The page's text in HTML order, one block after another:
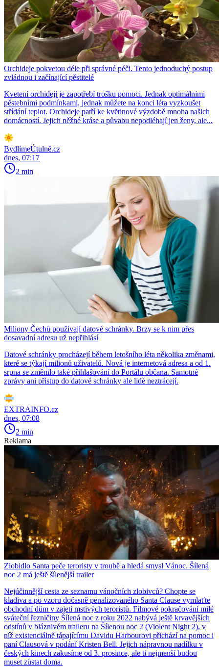
Orchideje pokvetou déle při správné péči. Tento jednoduchý postup
zvládnou i začínající pěstitelé
Kvetení orchidejí je zapotřebí trošku pomoci. Jednak optimálními
pěstebními podmínkami, jednak můžete na konci léta vyzkoušet
střídání teplot. Orchideje patří ke květinové výzdobě mnoha našich
domácností. Jejich něžné kráse a půvabu nepodléhají jen ženy, ale...
BydlímeÚtulně.cz
dnes, 07:17
2 min
Miliony Čechů používají datové schránky. Brzy se k nim přes
dosavadní adresu už nepřihlásí
Datové schránky procházejí během letošního léta několika změnami,
které se týkají milionů uživatelů. Nová je internetová adresa a od 1.
srpna se změnilo také přihlašování do Portálu občana. Samotné
zprávy ani přístup do datové schránky ale lidé neztrácejí.
EXTRAINFO.cz
dnes, 07:08
2 min
Reklama
Zlobidlo Santa peče teroristy v troubě a hledá smysl Vánoc. Šílená
noc 2 má ještě šílenější trailer
Nejúčinnější cesta ze seznamu vánočních zlobivců? Chopte se
kladiva a po vzoru dočasně penalizovaného Santa Clause vymlaťte
obchodní dům v zajetí mstivých teroristů. Filmové pokračování milé
sváteční řezničiny Šílená noc z roku 2022 nabývá ještě krvavějších
odstínů v bláznivém traileru na Šílenou noc 2 (Violent Night 2), v
níž existenciálně tápajícímu Davidu Harbourovi přichází na pomoc i
paní Clausová v podání Kristen Bell. Jejich nápravnou nadílku v
českých kinech zakusíme od 3. prosince, ale ti nejmenší budou
muset zůstat doma.